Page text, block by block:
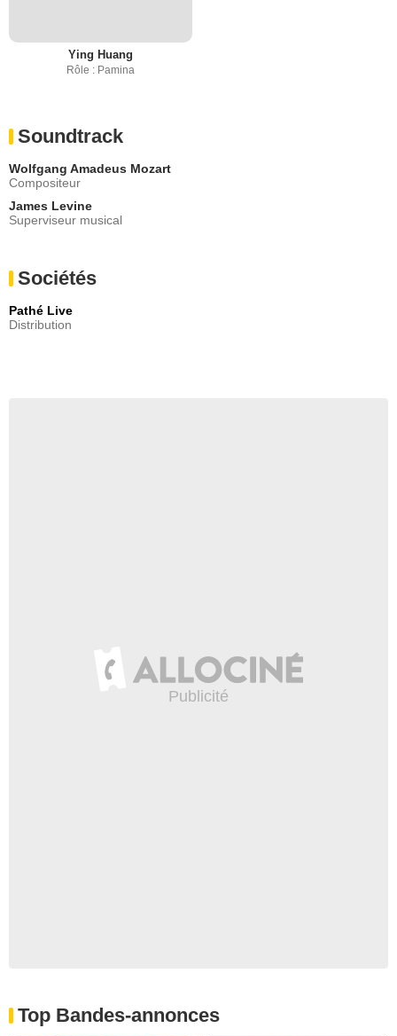
Ying Huang
Rôle : Pamina
Soundtrack
Wolfgang Amadeus Mozart
Compositeur
James Levine
Superviseur musical
Sociétés
Pathé Live
Distribution
Top Bandes-annonces